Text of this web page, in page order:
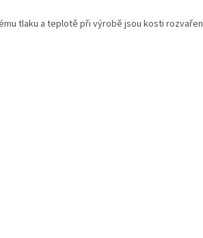
tlaku a teplotě při výrobě jsou kosti